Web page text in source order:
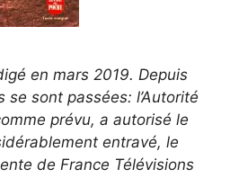
en mars 2019. Depuis
se sont passées: l’Autorité
prévu, a autorisé le
entravé, le
de France Télévisions